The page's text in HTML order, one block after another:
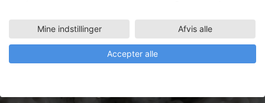
Mine indstillinger Afvis alle
Accepter alle